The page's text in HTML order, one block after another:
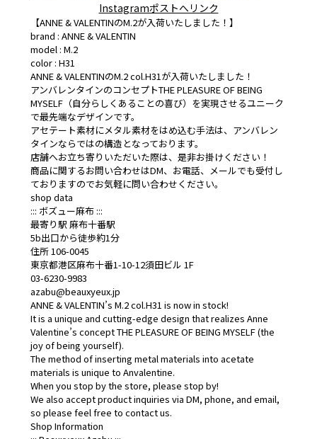
Instagramポストへリンク
【ANNE & VALENTINのM.2が入荷いたしました！】
brand : ANNE & VALENTIN
model : M.2
color : H31
ANNE & VALENTINのM.2 col.H31が入荷いたしました！
アンバレンタインのコンセプトTHE PLEASURE OF BEING
MYSELF（自分らしくあることの喜び）を実現させるユニーク
で最先端なデザインです。
アセテート素材にメタル素材をはめ込む手法は、アンバレン
タインならではの構造となっております。
店舗へお立ち寄りいただいた際は、是非お掛けください！
商品に関するお問い合わせはDM、お電話、メールでも受付し
ておりますのでお気軽に問い合わせください。
shop data
::: ボズュー麻布 :::
最寄り駅 麻布十番駅
5b出口から徒歩約1分
住所 106-0045
東京都港区麻布十番1-10-12須田ビル 1F
03-6230-9983
azabu@beauxyeux.jp
ANNE & VALENTIN’s M.2 col.H31 is now in stock!
It is a unique and cutting-edge design that realizes Anne
Valentine’s concept THE PLEASURE OF BEING MYSELF (the
joy of being yourself).
The method of inserting metal materials into acetate
materials is unique to Anvalentine.
When you stop by the store, please stop by!
We also accept product inquiries via DM, phone, and email,
so please feel free to contact us.
Shop Information